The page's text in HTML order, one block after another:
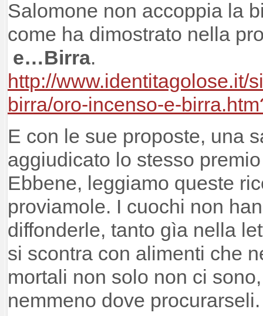
Salomone non accoppia la
come ha dimostrato nella
e…Birra.
http://www.identitagolose.it/
birra/oro-incenso-e-
E con le sue proposte, una
aggiudicato lo stesso
Ebbene, leggiamo queste
proviamole. I cuochi non
diffonderle, tanto gìa nella
si scontra con alimenti che
mortali non solo non ci
nemmeno dove procurarseli.